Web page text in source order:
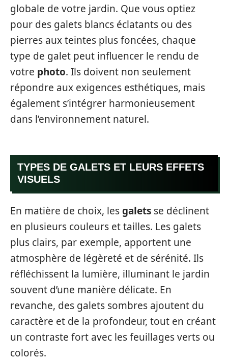
globale de votre jardin. Que vous optiez
pour des galets blancs éclatants ou des
pierres aux teintes plus foncées, chaque
type de galet peut influencer le rendu de
votre photo. Ils doivent non seulement
répondre aux exigences esthétiques, mais
également s’intégrer harmonieusement
dans l’environnement naturel.
TYPES DE GALETS ET LEURS EFFETS
VISUELS
En matière de choix, lesgalets se déclinent
en plusieurs couleurs et tailles. Les galets
plus clairs, par exemple, apportent une
atmosphère de légèreté et de sérénité. Ils
réfléchissent la lumière, illuminant le jardin
souvent d’une manière délicate. En
revanche, des galets sombres ajoutent du
caractère et de la profondeur, tout en créant
un contraste fort avec les feuillages verts ou
colorés.